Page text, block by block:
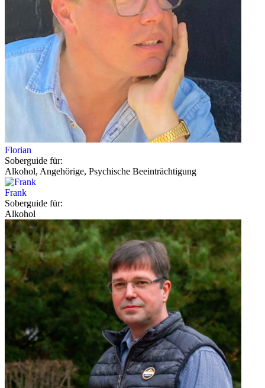
Florian
Soberguide für:
Alkohol, Angehörige, Psychische Beeinträchtigung
Frank
Soberguide für:
Alkohol